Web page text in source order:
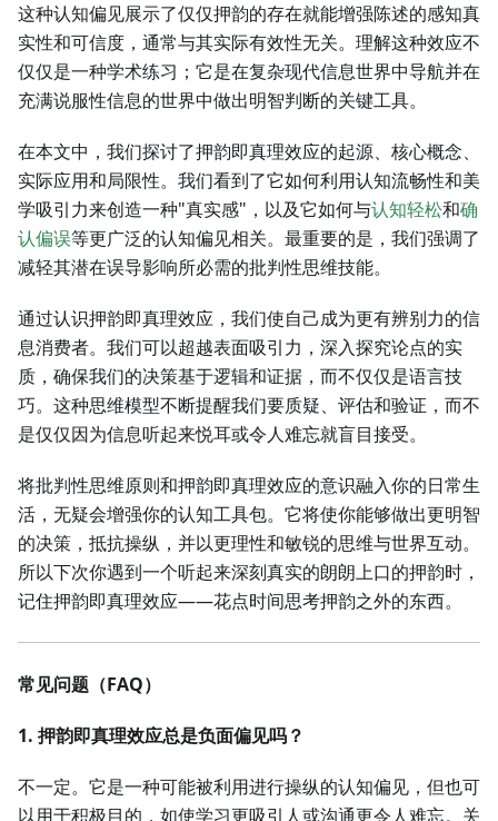
这种认知偏见展示了仅仅押韵的存在就能增强陈述的感知真
实性和可信度，通常与其实际有效性无关。理解这种效应不
仅仅是一种学术练习；它是在复杂现代信息世界中导航并在
充满说服性信息的世界中做出明智判断的关键工具。
在本文中，我们探讨了押韵即真理效应的起源、核心概念、
实际应用和局限性。我们看到了它如何利用认知流畅性和美
学吸引力来创造一种"真实感"，以及它如何与认知轻松和确
认偏误等更广泛的认知偏见相关。最重要的是，我们强调了
减轻其潜在误导影响所必需的批判性思维技能。
通过认识押韵即真理效应，我们使自己成为更有辨别力的信
息消费者。我们可以超越表面吸引力，深入探究论点的实
质，确保我们的决策基于逻辑和证据，而不仅仅是语言技
巧。这种思维模型不断提醒我们要质疑、评估和验证，而不
是仅仅因为信息听起来悦耳或令人难忘就盲目接受。
将批判性思维原则和押韵即真理效应的意识融入你的日常生
活，无疑会增强你的认知工具包。它将使你能够做出更明智
的决策，抵抗操纵，并以更理性和敏锐的思维与世界互动。
所以下次你遇到一个听起来深刻真实的朗朗上口的押韵时，
记住押韵即真理效应——花点时间思考押韵之外的东西。
常见问题（FAQ）
1. 押韵即真理效应总是负面偏见吗？
不一定。它是一种可能被利用进行操纵的认知偏见，但也可
以用于积极目的，如使学习更吸引人或沟通更令人难忘。关